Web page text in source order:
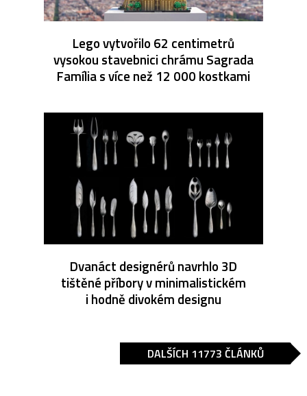
Lego vytvořilo 62 centimetrů
vysokou stavebnici chrámu Sagrada
Família s více než 12 000 kostkami
Dvanáct designérů navrhlo 3D
tištěné příbory v minimalistickém
i hodně divokém designu
DALŠÍCH 11773 ČLÁNKŮ